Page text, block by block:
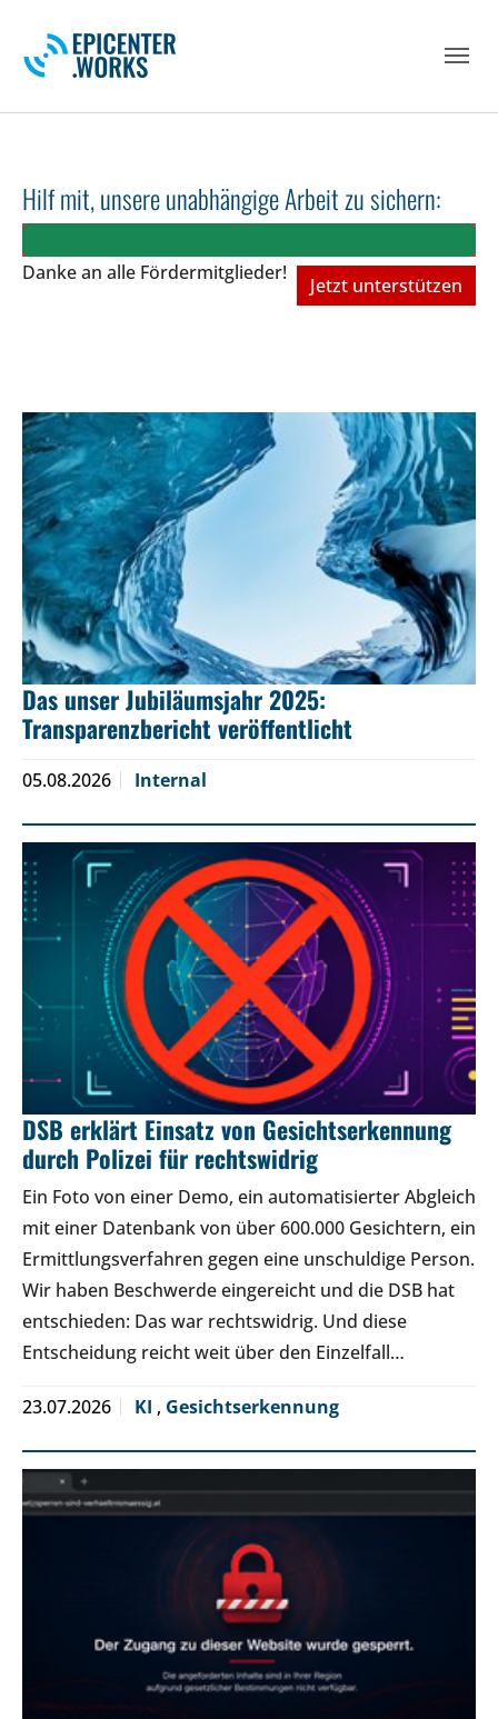
Hilf mit, unsere unabhängige Arbeit zu sichern:
Danke an alle Fördermitglieder!
Jetzt unterstützen
Das unser Jubiläumsjahr 2025:
Transparenzbericht veröffentlicht
05.08.2026 Internal
DSB erklärt Einsatz von Gesichtserkennung
durch Polizei für rechtswidrig
Ein Foto von einer Demo, ein automatisierter Abgleich
mit einer Datenbank von über 600.000 Gesichtern, ein
Ermittlungsverfahren gegen eine unschuldige Person.
Wir haben Beschwerde eingereicht und die DSB hat
entschieden: Das war rechtswidrig. Und diese
Entscheidung reicht weit über den Einzelfall…
23.07.2026 KI , Gesichtserkennung